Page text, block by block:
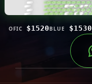
OFIC $1520BLUE $1530